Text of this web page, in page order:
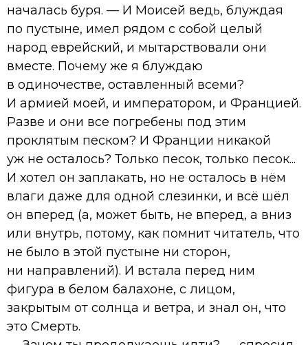
началась буря. — И Моисей ведь, блуждая
по пустыне, имел рядом с собой целый
народ еврейский, и мытарствовали они
вместе. Почему же я блуждаю
в одиночестве, оставленный всеми?
И армией моей, и императором, и Францией.
Разве и они все погребены под этим
проклятым песком? И Франции никакой
уж не осталось? Только песок, только песок...
И хотел он заплакать, но не осталось в нём
влаги даже для одной слезинки, и всё шёл
он вперед (а, может быть, не вперед, а вниз
или внутрь, потому, как помнит читатель, что
не было в этой пустыне ни сторон,
ни направлений). И встала перед ним
фигура в белом балахоне, с лицом,
закрытым от солнца и ветра, и знал он, что
это Смерть.